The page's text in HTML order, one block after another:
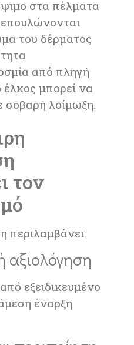
στα πέλματα
του δέρματος
από πληγή
μπορεί να
σοβαρή λοίμωξη.
τον
περιλαμβάνει:
αξιολόγηση
εξειδικευμένο
έναρξη